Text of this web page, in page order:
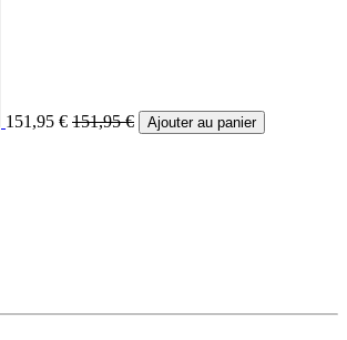
151,95 € 151,95€ Ajouter au panier